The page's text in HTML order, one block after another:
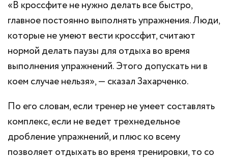
«В кроссфите не нужно делать все быстро,
главное постоянно выполнять упражнения. Люди,
которые не умеют вести кроссфит, считают
нормой делать паузы для отдыха во время
выполнения упражнений. Этого допускать ни в
коем случае нельзя», — сказал Захарченко.
По его словам, если тренер не умеет составлять
комплекс, если не ведет трехнедельное
дробление упражнений, и плюс ко всему
позволяет отдыхать во время тренировки, то со